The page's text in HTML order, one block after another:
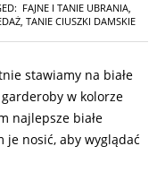
FAJNE I TANIE UBRANIA,
, TANIE CIUSZKI DAMSKIE
stawiamy na białe
w kolorze
najlepsze białe
nosić, aby wyglądać